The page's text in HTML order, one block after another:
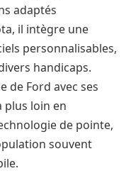
adaptés
il intègre une
personnalisables,
handicaps.
de Ford avec ses
plus loin en
de pointe,
souvent